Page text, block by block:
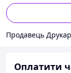
Продавець
Оплатити